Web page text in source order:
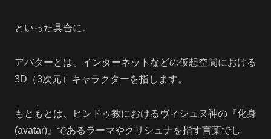
といった具合に。
アバターとは、インターネットなどの仮想空間における
3D（3次元）キャラクターを指します。
もともとは、ヒンドゥ教におけるヴィシュヌ神の『化身
(avatar)』であるラーマやクリシュナを指す言葉でし